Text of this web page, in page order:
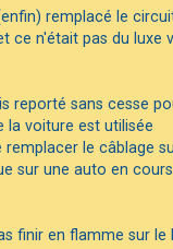
remplacé le
ce n'était pas du luxe
reporté sans cesse
la voiture est utilisée
le câblage
sur une auto en
finir en flamme sur le